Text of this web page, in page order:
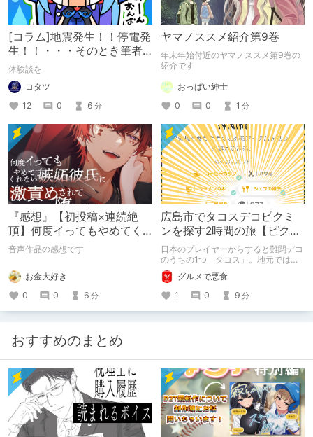
[コラム]地震発生！！停電発
生！！・・・そのとき筆者
は・・・[体験談]
体験談を
コタツ
12
0 6 分
ヤマノススメ紹介第9巻
年末年始付近のヤマノススメ第9巻の
紹介です
おっぱい紳士
0
0 1 分
『感想』【初投稿×連続絶
頂】何度イってもやめてく
れない嫉妬彼氏に激責めさ
音声作品の感想です
お金大好き
0
0 6 分
広島市でタコスデコピクミ
ンを探す2時間の旅【ピクミ
ンブルーム / Pikmin
Bloom】
日本のプレイヤーからすると難関デコ
のうちの1つ「タコス」。地元では見
つけられなかった男が広島で探す旅を
お送りします。ねくすと5月のテーマ
「お出かけの記録」。
グルメで悪食
1
0 9 分
おすすめのまとめ